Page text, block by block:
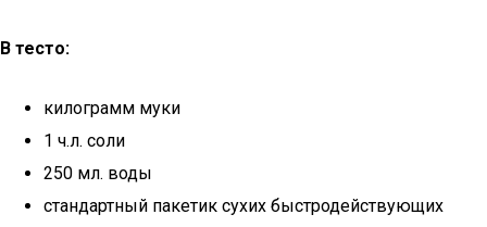
В тесто:
килограмм муки
1 ч.л. соли
250 мл. воды
стандартный пакетик сухих быстродействующих